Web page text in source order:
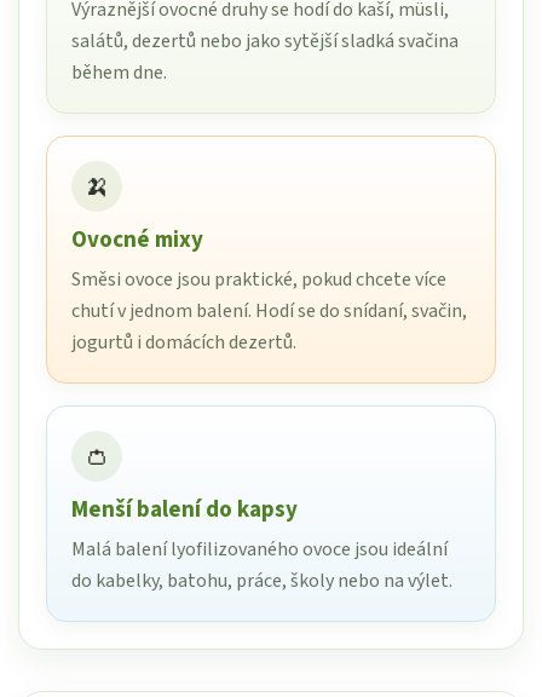
Výraznější ovocné druhy se hodí do kaší, müsli,
salátů, dezertů nebo jako sytější sladká svačina
během dne.
🍌
Ovocné mixy
Směsi ovoce jsou praktické, pokud chcete více
chutí v jednom balení. Hodí se do snídaní, svačin,
jogurtů i domácích dezertů.
👛
Menší balení do kapsy
Malá balení lyofilizovaného ovoce jsou ideální
do kabelky, batohu, práce, školy nebo na výlet.